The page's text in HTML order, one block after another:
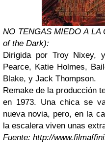
NO TENGAS MIEDO A LA
of the Dark):
Dirigida por Troy
Pearce, Katie Holmes,
Blake, y Jack Thompson.
Remake de la producción
en 1973. Una chica se
nueva novia, pero, en la
la escalera viven unas
Fuente: http://